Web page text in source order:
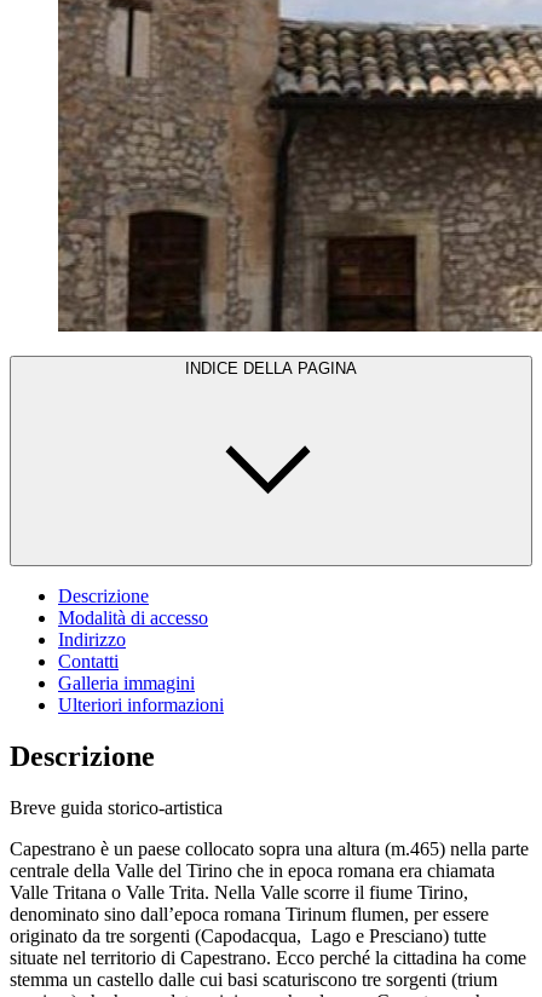
INDICE DELLA PAGINA
Descrizione
Modalità di accesso
Indirizzo
Contatti
Galleria immagini
Ulteriori informazioni
Descrizione
Breve guida storico-artistica
Capestrano è un paese collocato sopra una altura (m.465) nella parte
centrale della Valle del Tirino che in epoca romana era chiamata
Valle Tritana o Valle Trita. Nella Valle scorre il fiume Tirino,
denominato sino dall’epoca romana Tirinum flumen, per essere
originato da tre sorgenti (Capodacqua, Lago e Presciano) tutte
situate nel territorio di Capestrano. Ecco perché la cittadina ha come
stemma un castello dalle cui basi scaturiscono tre sorgenti (trium